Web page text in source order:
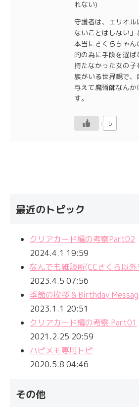
れない)
守護者は、エリオ
ないことはしない」
本当にさくらちゃん
的の為に手段を選
持たなかった女の
族がいる世界観で、
与えて魔術師なん
す。
5
最近のトピック
クリアカード編の考察Part02
2024.4.1 19:59
なんでも雑談所(CCさくら以外
2023.4.5 07:56
季節の挨拶 & Birthday
2023.1.1 20:51
クリアカード編の考察 Part01
2021.2.25 20:59
ハピメモ専用トピ
2020.5.8 04:46
その他